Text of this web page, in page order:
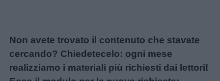
Non avete trovato il contenuto che stavate
cercando? Chiedetecelo: ogni mese
realizziamo i materiali più richiesti dai lettori!